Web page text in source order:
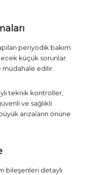
periyodik bakım
küçük sorunlar
edilir.
teknik kontroller,
ve sağlıklı
arızaların önüne
bileşenleri detaylı